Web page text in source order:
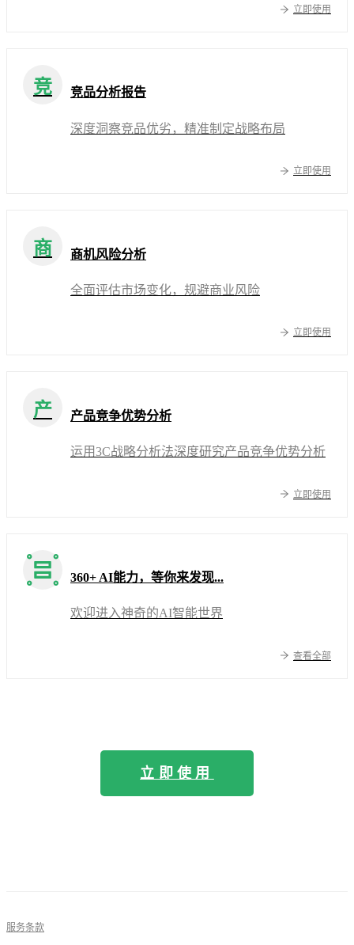
立即使用
竞 竞品分析报告
深度洞察竞品优劣，精准制定战略布局
立即使用
商 商机风险分析
全面评估市场变化，规避商业风险
立即使用
产 产品竞争优势分析
运用3C战略分析法深度研究产品竞争优势分析
立即使用
360+ AI能力，等你来发现...
欢迎进入神奇的AI智能世界
查看全部
立即使用
服务条款